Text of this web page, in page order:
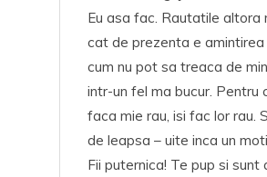
Eu asa fac. Rautatile
cat de prezenta e amintirea
cum nu pot sa treaca de
intr-un fel ma bucur. Pentru
faca mie rau, isi fac lor rau.
de leapsa – uite inca un
Fii puternica! Te pup si sunt